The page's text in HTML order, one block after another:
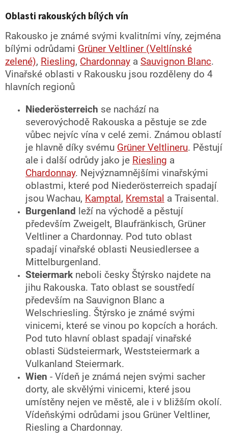
d
a
c
í
p
y
v
ý
p
i
s
u
Oblasti rakouských bílých vín
Rakousko je známé svými kvalitními víny, zejména
bílými odrůdami Grüner Veltliner (Veltlínské
zelené), Riesling, Chardonnay a Sauvignon Blanc.
Vinařské oblasti v Rakousku jsou rozděleny do 4
hlavních regionů
Niederösterreich se nachází na
severovýchodě Rakouska a pěstuje se zde
vůbec nejvíc vína v celé zemi. Známou oblastí
je hlavně díky svému Grüner Veltlineru. Pěstují
ale i další odrůdy jako je Riesling a
Chardonnay. Nejvýznamnějšími vinařskými
oblastmi, které pod Niederösterreich spadají
jsou Wachau, Kamptal, Kremstal a Traisental.
Burgenland leží na východě a pěstují
především Zweigelt, Blaufränkisch, Grüner
Veltliner a Chardonnay. Pod tuto oblast
spadají vinařské oblasti Neusiedlersee a
Mittelburgenland.
Steiermark neboli česky Štýrsko najdete na
jihu Rakouska. Tato oblast se soustředí
především na Sauvignon Blanc a
Welschriesling. Štýrsko je známé svými
vinicemi, které se vinou po kopcích a horách.
Pod tuto hlavní oblast spadají vinařské
oblasti Südsteiermark, Weststeiermark a
Vulkanland Steiermark.
Wien - Vídeň je známá nejen svými sacher
dorty, ale skvělými vinicemi, které jsou
umístěny nejen ve městě, ale i v bližším okolí.
Vídeňskými odrůdami jsou Grüner Veltliner,
Riesling a Chardonnay.